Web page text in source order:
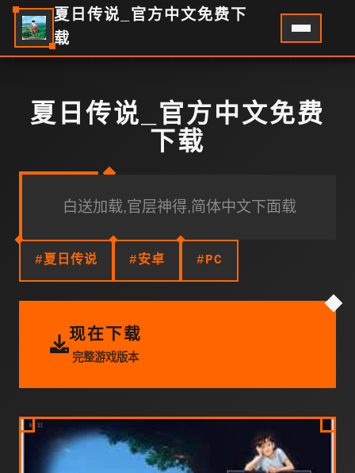
夏日传说_官方中文免费下
载
夏日传说_官方中文免费
下载
白送加载,官层神得,简体中文下面载
#夏日传说 #安卓 #PC
现在下载
完整游戏版本